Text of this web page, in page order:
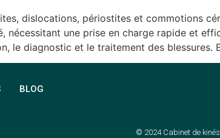
dislocations, périostites et commotions
une prise en charge rapide et
le diagnostic et le traitement des blessures.
BLOG
© 2024 Cabinet de